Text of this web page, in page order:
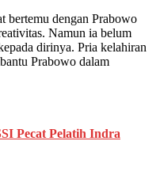
bertemu dengan Prabowo
Namun ia belum
dirinya. Pria kelahiran
Prabowo dalam
Pecat Pelatih Indra